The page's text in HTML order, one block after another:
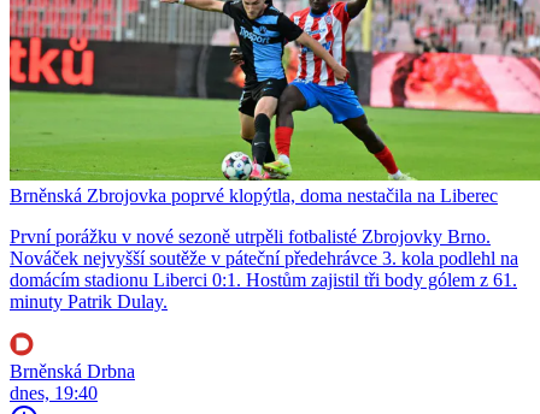
Brněnská Zbrojovka poprvé klopýtla, doma nestačila na Liberec
První porážku v nové sezoně utrpěli fotbalisté Zbrojovky Brno.
Nováček nejvyšší soutěže v páteční předehrávce 3. kola podlehl na
domácím stadionu Liberci 0:1. Hostům zajistil tři body gólem z 61.
minuty Patrik Dulay.
Brněnská Drbna
dnes, 19:40